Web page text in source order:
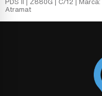
PDS II | Z880G | C/12 | Marca:
Atramat